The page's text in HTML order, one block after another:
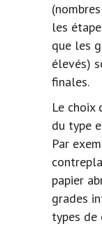
les
que les
élevés)
finales.
Le choix
du type
Par
papier
grades
types de